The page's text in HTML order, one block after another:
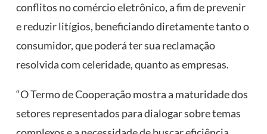
conflitos no comércio eletrônico, a fim de prevenir
e reduzir litígios, beneficiando diretamente tanto o
consumidor, que poderá ter sua reclamação
resolvida com celeridade, quanto as empresas.
“O Termo de Cooperação mostra a maturidade dos
setores representados para dialogar sobre temas